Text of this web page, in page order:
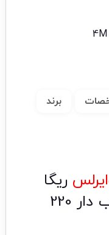
برند
ریگا
2835 SMD پشت چسب دار 220